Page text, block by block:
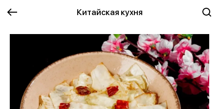
Китайская кухня